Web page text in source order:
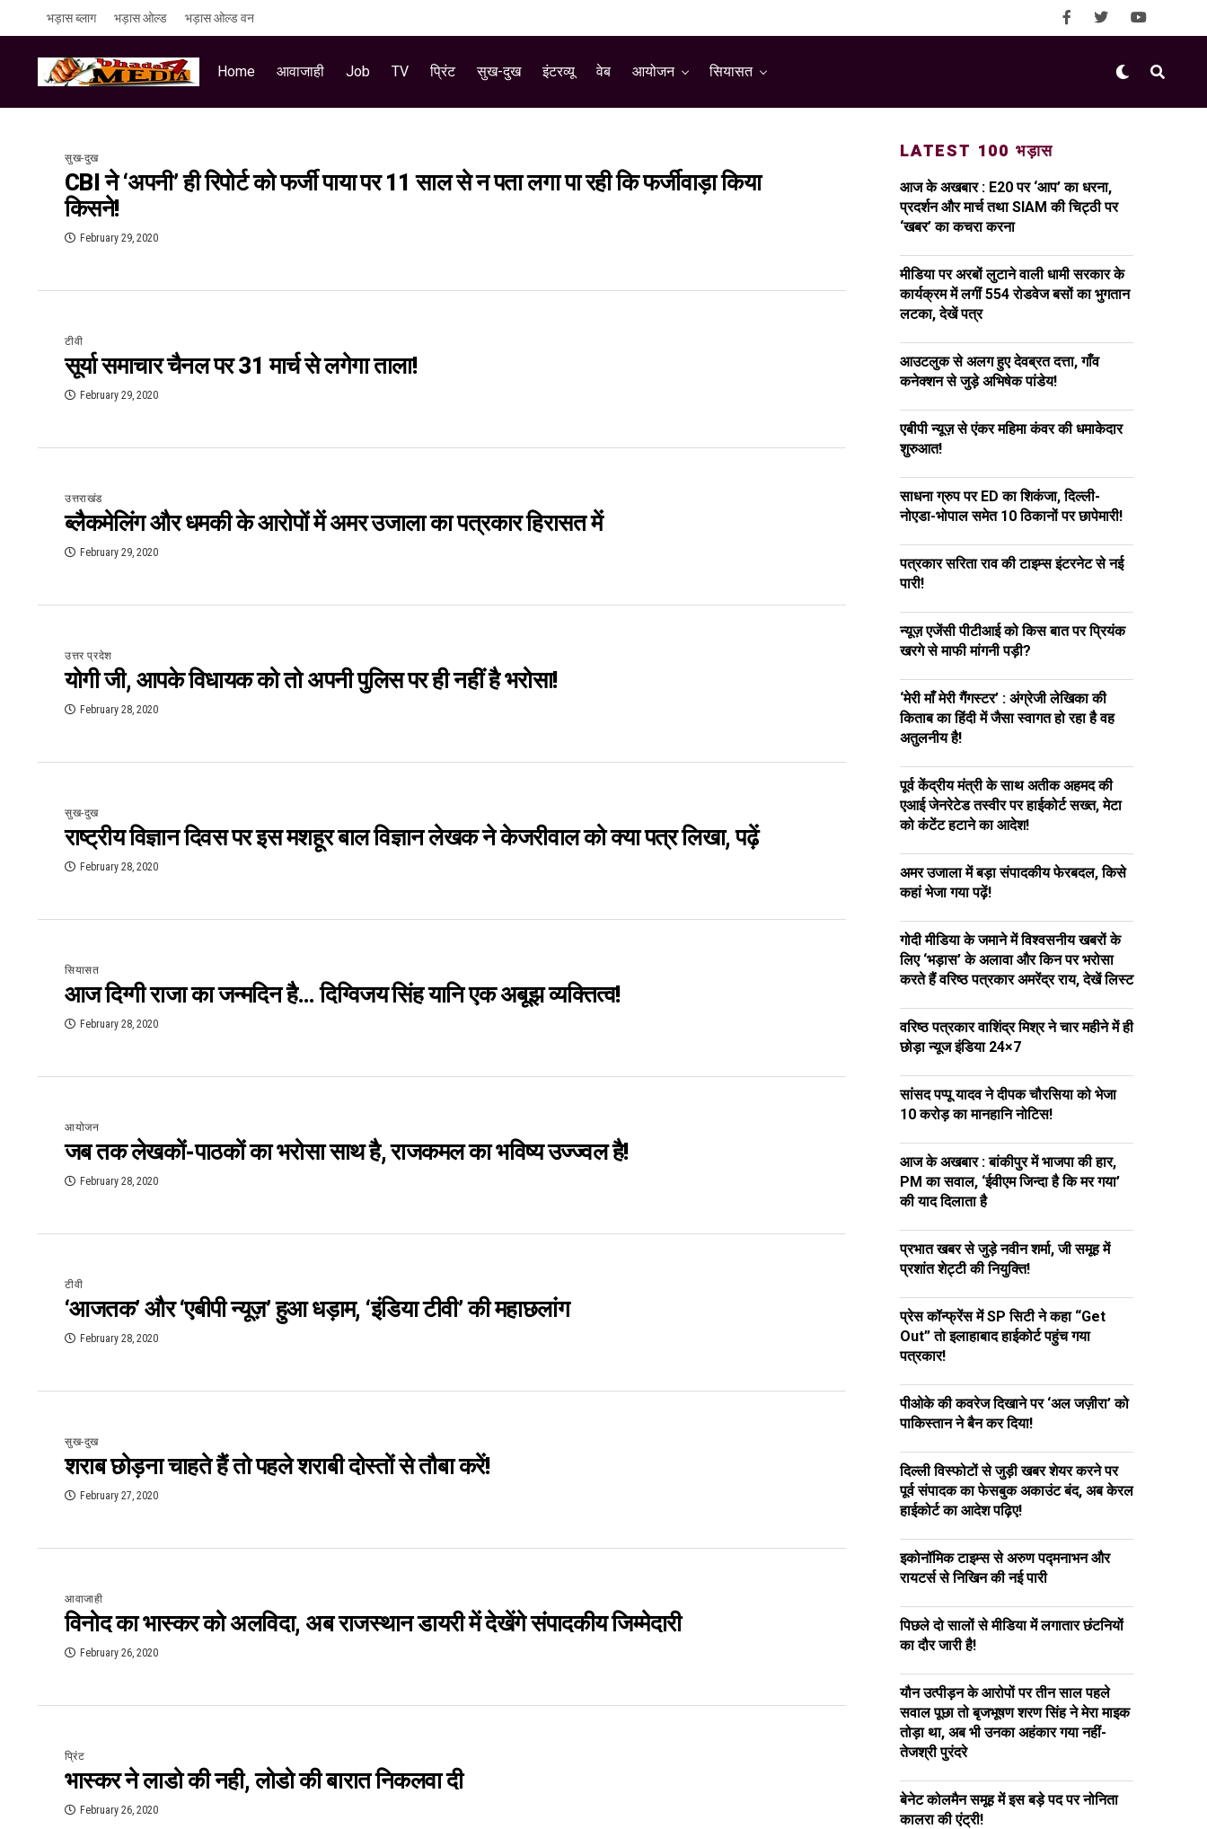
भड़ास ब्लाग भड़ास ओल्ड भड़ास ओल्ड वन
Home आवाजाही Job TV प्रिंट सुख-दुख इंटरव्यू वेब आयोजन सियासत
सुख-दुख
CBI ने ‘अपनी’ ही रिपोर्ट को फर्जी पाया पर 11 साल से न पता लगा पा रही कि फर्जीवाड़ा किया
किसने!
February 29, 2020
टीवी
सूर्या समाचार चैनल पर 31 मार्च से लगेगा ताला!
February 29, 2020
उत्तराखंड
ब्लैकमेलिंग और धमकी के आरोपों में अमर उजाला का पत्रकार हिरासत में
February 29, 2020
उत्तर प्रदेश
योगी जी, आपके विधायक को तो अपनी पुलिस पर ही नहीं है भरोसा!
February 28, 2020
सुख-दुख
राष्ट्रीय विज्ञान दिवस पर इस मशहूर बाल विज्ञान लेखक ने केजरीवाल को क्या पत्र लिखा, पढ़ें
February 28, 2020
सियासत
आज दिग्गी राजा का जन्मदिन है… दिग्विजय सिंह यानि एक अबूझ व्यक्तित्व!
February 28, 2020
आयोजन
जब तक लेखकों-पाठकों का भरोसा साथ है, राजकमल का भविष्य उज्ज्वल है!
February 28, 2020
टीवी
‘आजतक’ और ‘एबीपी न्यूज़’ हुआ धड़ाम, ‘इंडिया टीवी’ की महाछलांग
February 28, 2020
सुख-दुख
शराब छोड़ना चाहते हैं तो पहले शराबी दोस्तों से तौबा करें!
February 27, 2020
आवाजाही
विनोद का भास्कर को अलविदा, अब राजस्थान डायरी में देखेंगे संपादकीय जिम्मेदारी
February 26, 2020
प्रिंट
भास्कर ने लाडो की नही, लोडो की बारात निकलवा दी
February 26, 2020
LATEST 100 भड़ास
आज के अखबार : E20 पर ‘आप’ का धरना,
प्रदर्शन और मार्च तथा SIAM की चिट्ठी पर
‘खबर’ का कचरा करना
मीडिया पर अरबों लुटाने वाली धामी सरकार के
कार्यक्रम में लगीं 554 रोडवेज बसों का भुगतान
लटका, देखें पत्र
आउटलुक से अलग हुए देवब्रत दत्ता, गाँव
कनेक्शन से जुड़े अभिषेक पांडेय!
एबीपी न्यूज़ से एंकर महिमा कंवर की धमाकेदार
शुरुआत!
साधना ग्रुप पर ED का शिकंजा, दिल्ली-
नोएडा-भोपाल समेत 10 ठिकानों पर छापेमारी!
पत्रकार सरिता राव की टाइम्स इंटरनेट से नई
पारी!
न्यूज़ एजेंसी पीटीआई को किस बात पर प्रियंक
खरगे से माफी मांगनी पड़ी?
‘मेरी माँ मेरी गैंगस्टर’ : अंग्रेजी लेखिका की
किताब का हिंदी में जैसा स्वागत हो रहा है वह
अतुलनीय है!
पूर्व केंद्रीय मंत्री के साथ अतीक अहमद की
एआई जेनरेटेड तस्वीर पर हाईकोर्ट सख्त, मेटा
को कंटेंट हटाने का आदेश!
अमर उजाला में बड़ा संपादकीय फेरबदल, किसे
कहां भेजा गया पढ़ें!
गोदी मीडिया के जमाने में विश्वसनीय खबरों के
लिए ‘भड़ास’ के अलावा और किन पर भरोसा
करते हैं वरिष्ठ पत्रकार अमरेंद्र राय, देखें लिस्ट
वरिष्ठ पत्रकार वाशिंद्र मिश्र ने चार महीने में ही
छोड़ा न्यूज इंडिया 24×7
सांसद पप्पू यादव ने दीपक चौरसिया को भेजा
₹10 करोड़ का मानहानि नोटिस!
आज के अखबार : बांकीपुर में भाजपा की हार,
PM का सवाल, ‘ईवीएम जिन्दा है कि मर गया’
की याद दिलाता है
प्रभात खबर से जुड़े नवीन शर्मा, जी समूह में
प्रशांत शेट्टी की नियुक्ति!
प्रेस कॉन्फ्रेंस में SP सिटी ने कहा “Get
Out” तो इलाहाबाद हाईकोर्ट पहुंच गया
पत्रकार!
पीओके की कवरेज दिखाने पर ‘अल जज़ीरा’ को
पाकिस्तान ने बैन कर दिया!
दिल्ली विस्फोटों से जुड़ी खबर शेयर करने पर
पूर्व संपादक का फेसबुक अकाउंट बंद, अब केरल
हाईकोर्ट का आदेश पढ़िए!
इकोनॉमिक टाइम्स से अरुण पद्मनाभन और
रायटर्स से निखिन की नई पारी
पिछले दो सालों से मीडिया में लगातार छंटनियों
का दौर जारी है!
यौन उत्पीड़न के आरोपों पर तीन साल पहले
सवाल पूछा तो बृजभूषण शरण सिंह ने मेरा माइक
तोड़ा था, अब भी उनका अहंकार गया नहीं-
तेजश्री पुरंदरे
बेनेट कोलमैन समूह में इस बड़े पद पर नोनिता
कालरा की एंट्री!